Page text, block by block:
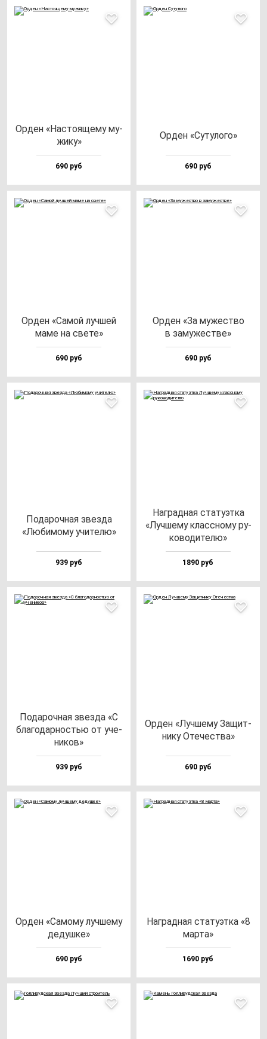
Орден «Нас­то­яще­му му­
жи­ку»
690 руб
Орден «Суту­ло­го»
690 руб
Орден «Самой луч­шей
ма­ме на све­те»
690 руб
Орден «За му­жес­тво
в за­му­жес­тве»
690 руб
Пода­роч­ная звез­да
«Люби­мо­му учи­те­лю»
939 руб
Наг­рад­ная ста­ту­эт­ка
«Луч­ше­му клас­сно­му ру­
ко­во­ди­те­лю»
1890 руб
Пода­роч­ная звез­да «С
бла­го­дар­ностью от уче­
ни­ков»
939 руб
Орден «Луч­ше­му Защит­
ни­ку Оте­чес­тва»
690 руб
Орден «Само­му луч­ше­му
де­душ­ке»
690 руб
Наг­рад­ная ста­ту­эт­ка «8
мар­та»
1690 руб